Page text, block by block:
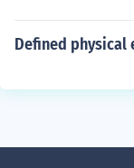
Defined physical